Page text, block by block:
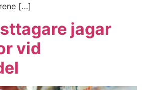
[…]
jagar
vid